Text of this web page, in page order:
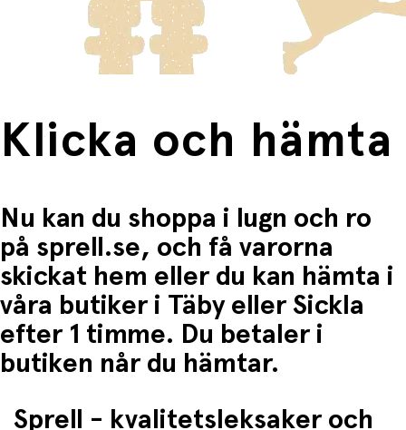
Fri frakt när du handlar för mer än 1500:-
Klicka och hämta
Nu kan du shoppa i lugn och ro
på sprell.se, och få varorna
skickat hem eller du kan hämta i
våra butiker i Täby eller Sickla
efter 1 timme. Du betaler i
butiken når du hämtar.
Sprell - kvalitetsleksaker och